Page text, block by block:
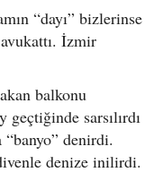
“dayı” bizlerinse
İzmir
balkonu
geçtiğinde sarsılırdı
denirdi.
denize inilirdi.